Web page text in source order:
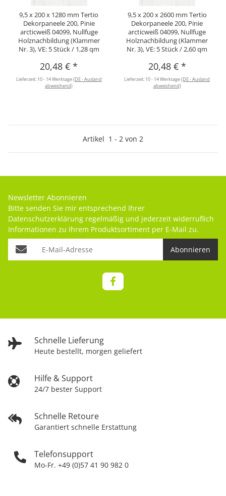
9,5 x 200 x 1280 mm Tertio
Dekorpaneele 200, Pinie
arcticweiß 04099, Nullfuge
Holznachbildung (Klammer
Nr. 3), VE: 5 Stück / 1,28 qm
20,48 €*
Lieferzeit: 10 - 14 Werktage(DE - Ausland
abweichend)
9,5 x 200 x 2600 mm Tertio
Dekorpaneele 200, Pinie
arcticweiß 04099, Nullfuge
Holznachbildung (Klammer
Nr. 3), VE: 5 Stück / 2,60 qm
20,48 € *
Lieferzeit: 10 - 14 Werktage(DE - Ausland
abweichend)
Artikel 1 - 2 von 2
Schnelle Lieferung
Heute bestellt, morgen geliefert
Hilfe & Support
24/7 bester Support
Schnelle Retoure
Garantiert schnelle Erstattung
Telefonsupport
Mo-Fr. +49 (0)57 41 90 982 0
Newsletter Abonnieren
Bitte senden Sie mir entsprechend Ihrer
Datenschutzerklärung regelmäßig und jederzeit widerruflich
Informationen zu Ihrem Produktsortiment per E-Mail zu.
Abonnieren